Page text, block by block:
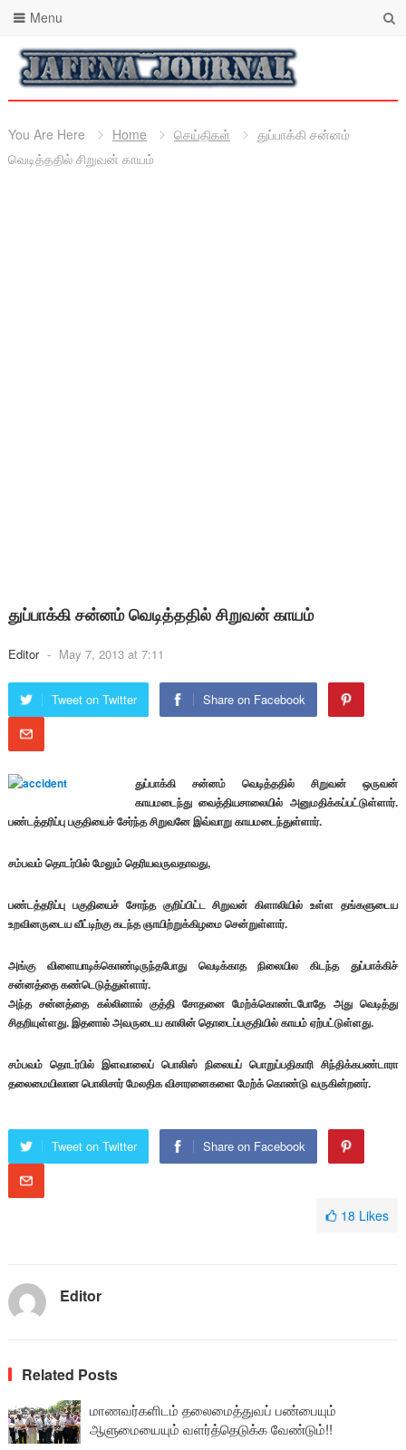
Menu
You Are Here Home செய்திகள்
துப்பாக்கி சன்னம்
வெடித்ததில் சிறுவன் காயம்
துப்பாக்கி சன்னம் வெடித்ததில் சிறுவன் காயம்
Editor - May 7, 2013 at 7:11
Tweet on Twitter Share on Facebook
துப்பாக்கி சன்னம் வெடித்ததில் சிறுவன் ஒருவன்
காயமடைந்து வைத்தியசாலையில் அனுமதிக்கப்பட்டுள்ளார்.
பண்டத்தரிப்பு பகுதியைச் சேர்ந்த சிறுவனே இவ்வாறு காயமடைந்துள்ளார்.
சம்பவம் தொடர்பில் மேலும் தெரியவருவதாவது,
பண்டத்தரிப்பு பகுதியைச் சோந்த குறிப்பிட்ட சிறுவன் கிளாலியில் உள்ள தங்களுடைய
உறவினருடைய வீட்டிற்கு கடந்த ஞாயிற்றுக்கிழமை சென்றுள்ளார்.
அங்கு விளையாடிக்கொண்டிருந்தபோது வெடிக்காத நிலையில கிடந்த துப்பாக்கிச்
சன்னத்தை கண்டெடுத்துள்ளார்.
அந்த சன்னத்தை கல்லினால் குத்தி சோதனை மேற்க்கொண்டபோதே அது வெடித்து
சிதறியுள்ளது. இதனால் அவருடைய காலின் தொடைப்பகுதியில் காயம் ஏற்பட்டுள்ளது.
சம்பவம் தொடர்பில் இளவாலைப் பொலிஸ் நிலையப் பொறுப்பதிகாரி சிந்திக்கபண்டாரா
தலைமையிலான பொலிசார் மேலதிக விசாரனைகளை மேற்க் கொண்டு வருகின்றனர்.
Tweet on Twitter Share on Facebook
18 Likes
Editor
Related Posts
மாணவர்களிடம் தலைமைத்துவப் பண்பையும்
ஆளுமையையும் வளர்த்தெடுக்க வேண்டும்!!